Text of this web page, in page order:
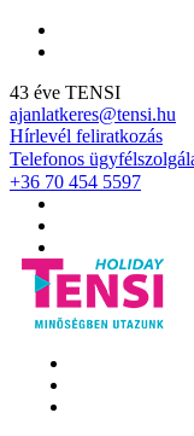
43 éve TENSI
ajanlatkeres@tensi.hu
Hírlevél feliratkozás
Telefonos
+36 70 454 5597